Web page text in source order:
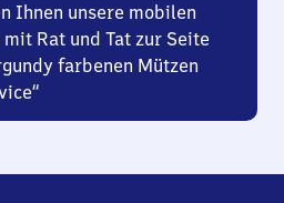
Ihnen unsere mobilen
Rat und Tat zur Seite
farbenen Mützen